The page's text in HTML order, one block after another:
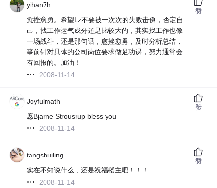
yihan7h
愈挫愈勇。希望Lz不要被一次次的失败击倒，否定自
己，找工作运气成分还是比较大的，其实找工作也像
一场战斗，还是那句话，愈挫愈勇，及时分析总结，
事前针对具体的公司岗位要求做足功课，努力通常会
有回报的。加油！
2008-11-14
赞
Joyfulmath
愿Bjarne Strousrup bless you
2008-11-14
赞
tangshuiling
实在不知说什么，还是祝福楼主吧！！！
2008-11-14
赞